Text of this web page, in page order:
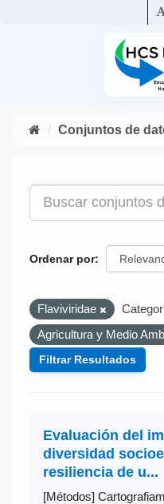
Conjuntos de
Ordenar por
Flaviviridae
Agricultura y Medio
Filtrar Resultados
Evaluación del
diversidad
resiliencia de u...
[Métodos]